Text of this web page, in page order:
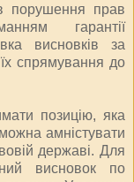
порушення прав
гарантії
висновків за
спрямування до
позицію, яка
амністувати
державі. Для
висновок по